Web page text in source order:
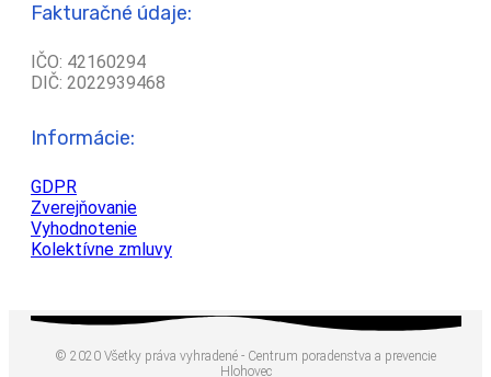
Fakturačné údaje:
IČO: 42160294
DIČ: 2022939468
Informácie:
GDPR
Zverejňovanie
Vyhodnotenie
Kolektívne zmluvy
© 2020 Všetky práva vyhradené - Centrum poradenstva a prevencie
Hlohovec